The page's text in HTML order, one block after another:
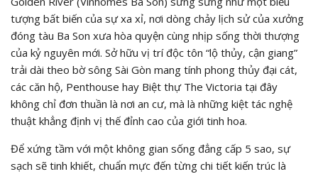
tượng bất biến của sự xa xỉ, nơi dòng chảy lịch sử của xưởng
đóng tàu Ba Son xưa hòa quyện cùng nhịp sống thời thượng
của kỷ nguyên mới. Sở hữu vị trí độc tôn “lộ thủy, cận giang”
trải dài theo bờ sông Sài Gòn mang tính phong thủy đại cát,
các căn hộ, Penthouse hay Biệt thự The Victoria tại đây
không chỉ đơn thuần là nơi an cư, mà là những kiệt tác nghệ
thuật khẳng định vị thế đỉnh cao của giới tinh hoa.
Để xứng tầm với một không gian sống đẳng cấp 5 sao, sự
sạch sẽ tinh khiết, chuẩn mực đến từng chi tiết kiến trúc là